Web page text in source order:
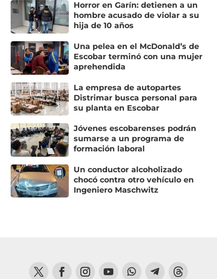
Horror en Garín: detienen a un
hombre acusado de violar a su
hija de 10 años
Una pelea en el McDonald’s de
Escobar terminó con una mujer
aprehendida
La empresa de autopartes
Distrimar busca personal para
su planta en Escobar
Jóvenes escobarenses podrán
sumarse a un programa de
formación laboral
Un conductor alcoholizado
chocó contra otro vehículo en
Ingeniero Maschwitz